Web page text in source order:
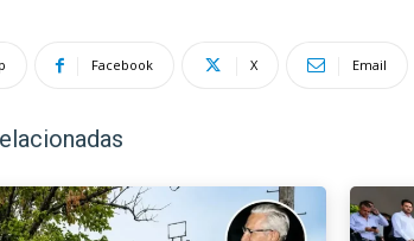
Facebook X Email